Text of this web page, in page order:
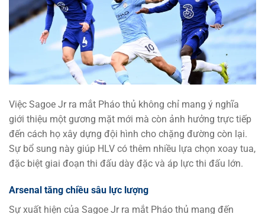
Việc Sagoe Jr ra mắt Pháo thủ không chỉ mang ý nghĩa
giới thiệu một gương mặt mới mà còn ảnh hưởng trực tiếp
đến cách họ xây dựng đội hình cho chặng đường còn lại.
Sự bổ sung này giúp HLV có thêm nhiều lựa chọn xoay tua,
đặc biệt giai đoạn thi đấu dày đặc và áp lực thi đấu lớn.
Arsenal tăng chiều sâu lực lượng
Sự xuất hiện của Sagoe Jr ra mắt Pháo thủ mang đến